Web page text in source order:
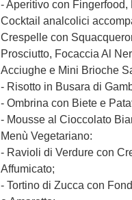
- Aperitivo con Fingerfood,
Cocktail analcolici
Crespelle con
Prosciutto, Focaccia Al
Acciughe e Mini Brioche
- Risotto in Busara di
- Ombrina con Biete e
- Mousse al Cioccolato
Menù Vegetariano:
- Ravioli di Verdure con
Affumicato;
- Tortino di Zucca con